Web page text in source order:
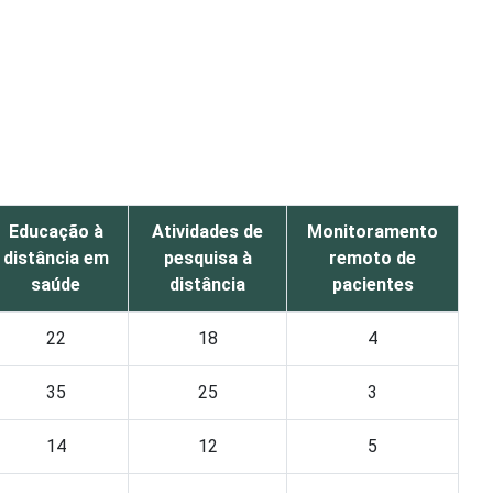
Educação à
distância em
saúde
Atividades de
pesquisa à
distância
Monitoramento
remoto de
pacientes
22 18 4
35 25 3
14 12 5